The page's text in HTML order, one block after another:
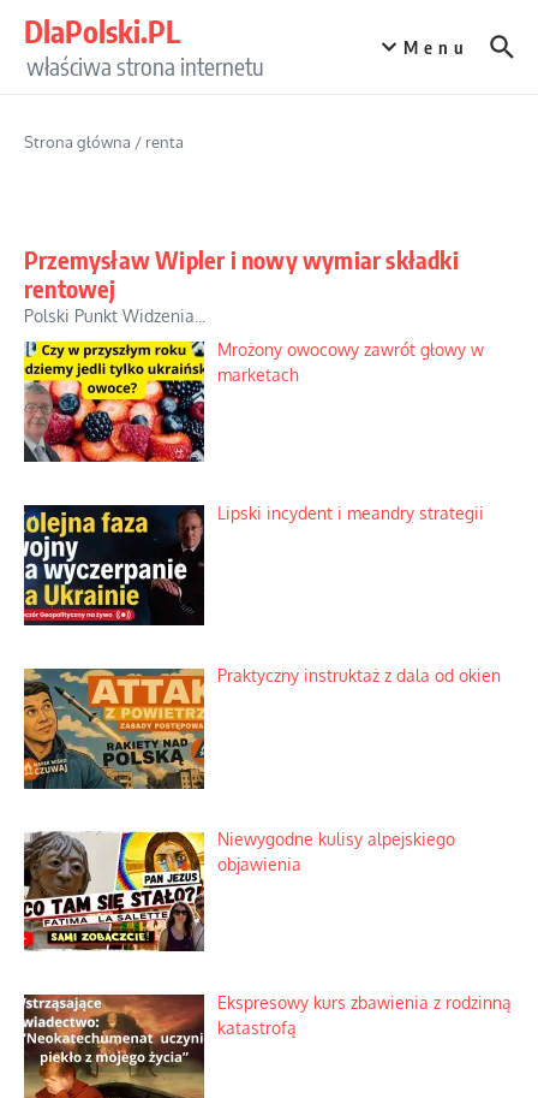
DlaPolski.PL
właściwa strona internetu
Menu
Strona główna / renta
Przemysław Wipler i nowy wymiar składki
rentowej
Polski Punkt Widzenia...
Mrożony owocowy zawrót głowy w
marketach
Lipski incydent i meandry strategii
Praktyczny instruktaż z dala od okien
Niewygodne kulisy alpejskiego
objawienia
Ekspresowy kurs zbawienia z rodzinną
katastrofą